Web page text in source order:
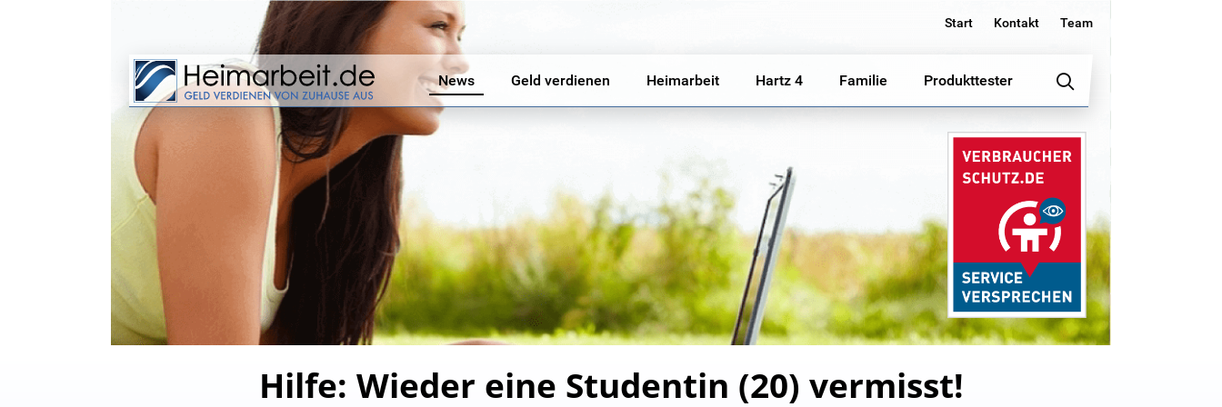
Start Kontakt Team
News Geld verdienen Heimarbeit Hartz 4 Familie Produkttester
Hilfe: Wieder eine Studentin (20) vermisst!